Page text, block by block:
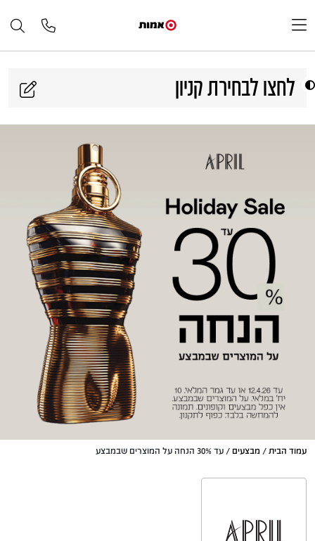
לחצו לבחירת קניון
עמוד הבית / מבצעים / עד 30% הנחה על המוצרים שבמבצע